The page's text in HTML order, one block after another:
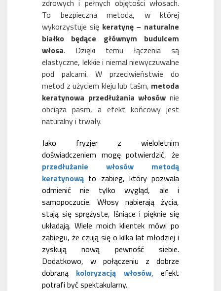
zdrowych i pełnych objętości włosach.
To bezpieczna metoda, w której
wykorzystuje się keratynę – naturalne
białko będące głównym budulcem
włosa. Dzięki temu łączenia są
elastyczne, lekkie i niemal niewyczuwalne
pod palcami. W przeciwieństwie do
metod z użyciem kleju lub taśm, metoda
keratynowa przedłużania włosów nie
obciąża pasm, a efekt końcowy jest
naturalny i trwały.
Jako fryzjer z wieloletnim
doświadczeniem mogę potwierdzić, że
przedłużanie włosów metodą
keratynową to zabieg, który pozwala
odmienić nie tylko wygląd, ale i
samopoczucie. Włosy nabierają życia,
stają się sprężyste, lśniące i pięknie się
układają. Wiele moich klientek mówi po
zabiegu, że czują się o kilka lat młodziej i
zyskują nową pewność siebie.
Dodatkowo, w połączeniu z dobrze
dobraną koloryzacją włosów, efekt
potrafi być spektakularny.